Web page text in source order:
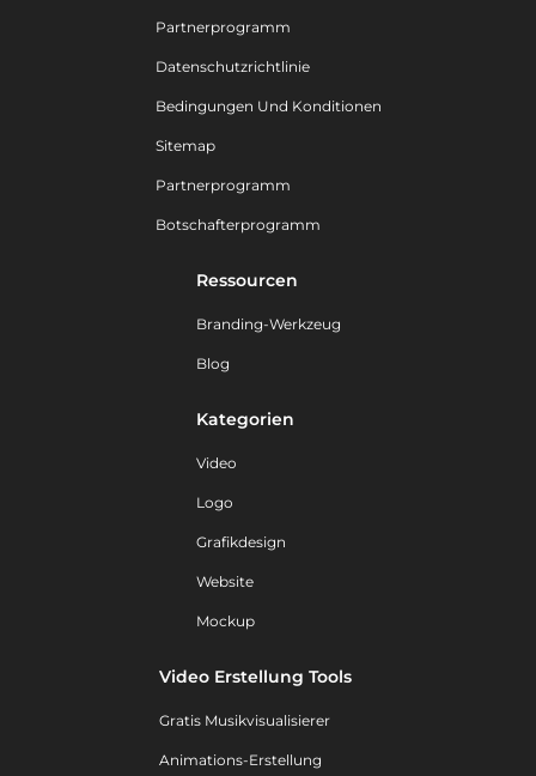
Partnerprogramm
Datenschutzrichtlinie
Bedingungen Und Konditionen
Sitemap
Partnerprogramm
Botschafterprogramm
Ressourcen
Branding-Werkzeug
Blog
Kategorien
Video
Logo
Grafikdesign
Website
Mockup
Video Erstellung Tools
Gratis Musikvisualisierer
Animations-Erstellung